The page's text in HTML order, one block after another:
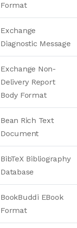
Format
Exchange
Diagnostic Message
Exchange Non-
Delivery Report
Body Format
Bean Rich Text
Document
BibTeX Bibliography
Database
BookBuddi EBook
Format